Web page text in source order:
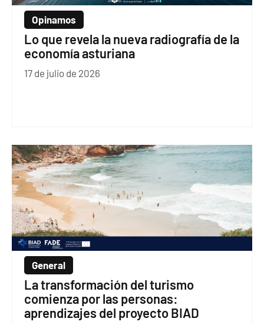
Opinamos
Lo que revela la nueva radiografía de la
economía asturiana
17 de julio de 2026
General
La transformación del turismo
comienza por las personas:
aprendizajes del proyecto BIAD